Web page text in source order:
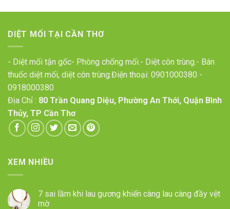
DIỆT MỐI TẠI CẦN THƠ
- Diệt mối tận gốc- Phòng chống mối.- Diệt côn trùng.- Bán
thuốc diệt mối, diệt côn trùng.Điện thoại: 0901000380 -
0918000380
Địa Chỉ : 80 Trần Quang Diệu, Phường An Thới, Quận Bình
Thủy, TP Cần Thơ
XEM NHIỀU
7 sai lầm khi lau gương khiến càng lau càng đầy vệt
mờ